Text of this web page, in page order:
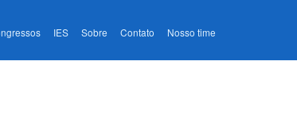
IES Sobre Contato Nosso time